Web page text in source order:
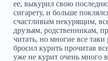
ее, выкурил свою
сигарету, и больше
счастливым некурящим,
друзьям, родственникам,
читать, но многие все
бросил курить прочитав
уже не курит очень много